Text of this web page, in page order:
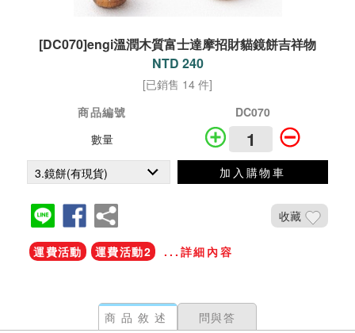
[DC070]engi溫潤木質富士達摩招財貓鏡餅吉祥物
NTD 240
[已銷售 14 件]
商品編號
DC070
數量
加入購物車
收藏
運費活動 運費活動2 ...詳細內容
商品敘述 問與答